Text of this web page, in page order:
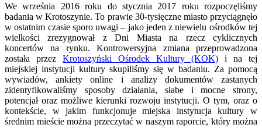
We września 2016 roku do stycznia 2017 roku rozpoczęliśmy
badania w Krotoszynie. To prawie 30-tysięczne miasto przyciągnęło
w ostatnim czasie sporo uwagi – jako jeden z niewielu ośrodków tej
wielkości zrezygnował z Dni Miasta na rzecz cyklicznych
koncertów na rynku. Kontrowersyjna zmiana przeprowadzona
została przez Krotoszyński Ośrodek Kultury (KOK) i na tej
miejskiej instytucji kultury skupiliśmy się w badaniu. Za pomocą
wywiadów, ankiety online i analizy dokumentów zastanych
zidentyfikowaliśmy sposoby działania, słabe i mocne strony,
potencjał oraz możliwe kierunki rozwoju instytucji. O tym, oraz o
kontekście, w jakim funkcjonuje miejska instytucja kultury w
średnim mieście można przeczytać w naszym raporcie, który można